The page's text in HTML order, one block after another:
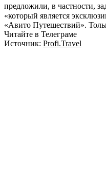
предложили, в частности,
«который является
«Авито Путешествий».
Читайте в Телеграме
Источник: Profi.Travel